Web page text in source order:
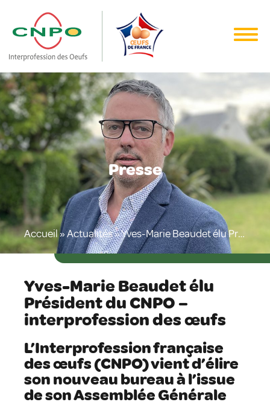
Presse
Accueil»Actualités»Yves-Marie Beaudet élu Président du CNPO – interprofession des œufs
Yves-Marie Beaudet élu
Président du CNPO –
interprofession des œufs
L’Interprofession française
des œufs (CNPO) vient d’élire
son nouveau bureau à l’issue
de son Assemblée Générale